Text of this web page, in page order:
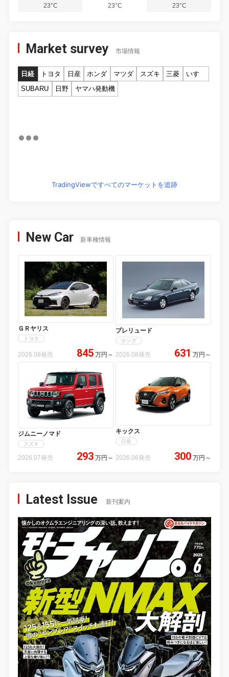
23°C
23°C
23°C
Market survey 市場情報
日経 トヨタ 日産 ホンダ マツダ スズキ 三菱
いすゞ
SUBARU
日野 ヤマハ発動機
TradingViewですべてのマーケットを追跡
New Car 新車種情報
ＧＲヤリス
トヨタ
2026.08発売 845 万円 ～
プレリュード
ホンダ
2026.08発売 631 万円 ～
ジムニーノマド
スズキ
2026.07発売 293 万円 ～
キックス
日産
2026.06発売 300 万円 ～
Latest Issue 新刊案内